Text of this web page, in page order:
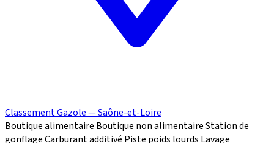
Classement Gazole — Saône-et-Loire
Boutique alimentaire Boutique non alimentaireStation de
gonflageCarburant additivé Piste poids lourds Lavage